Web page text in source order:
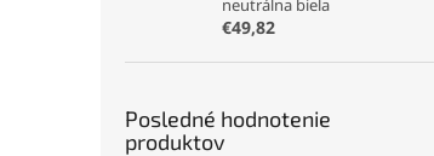
neutrálna biela
€49,82
Posledné hodnotenie
produktov